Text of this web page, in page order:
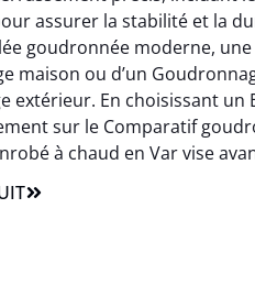
assurer la stabilité et la
goudronnée moderne,
maison ou d’un
extérieur. En choisissant un
sur le Comparatif
à chaud en Var vise